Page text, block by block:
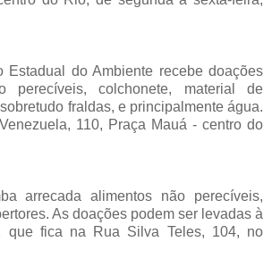
Estadual do Ambiente recebe doações
perecíveis, colchonete, material de
fraldas, e principalmente água.
110, Praça Mauá - centro do
arrecada alimentos não perecíveis,
As doações podem ser levadas à
que fica na Rua Silva Teles, 104, no